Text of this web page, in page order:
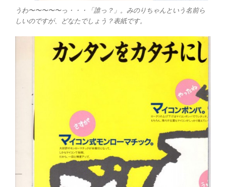
うわ〜〜〜〜〜っ・・・「誰っ？」。みのりちゃんという名前ら
しいのですが、どなたでしょう？表紙です。